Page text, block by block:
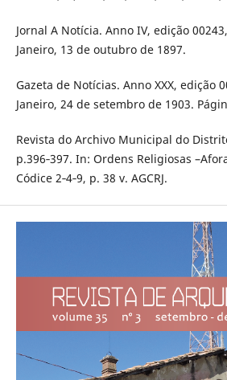
Jornal A Notícia. Anno IV, edição
Janeiro, 13 de outubro de 1897.
Gazeta de Notícias. Anno XXX, edição
Janeiro, 24 de setembro de 1903.
Revista do Archivo Municipal do
p.396‐397. In: Ordens Religiosas
Códice 2‐4‐9, p. 38 v. AGCRJ.